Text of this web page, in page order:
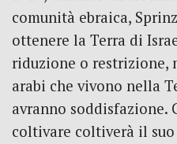
comunità ebraica,
ottenere la Terra di
riduzione o restrizione,
arabi che vivono nella
avranno soddisfazione.
coltivare coltiverà il